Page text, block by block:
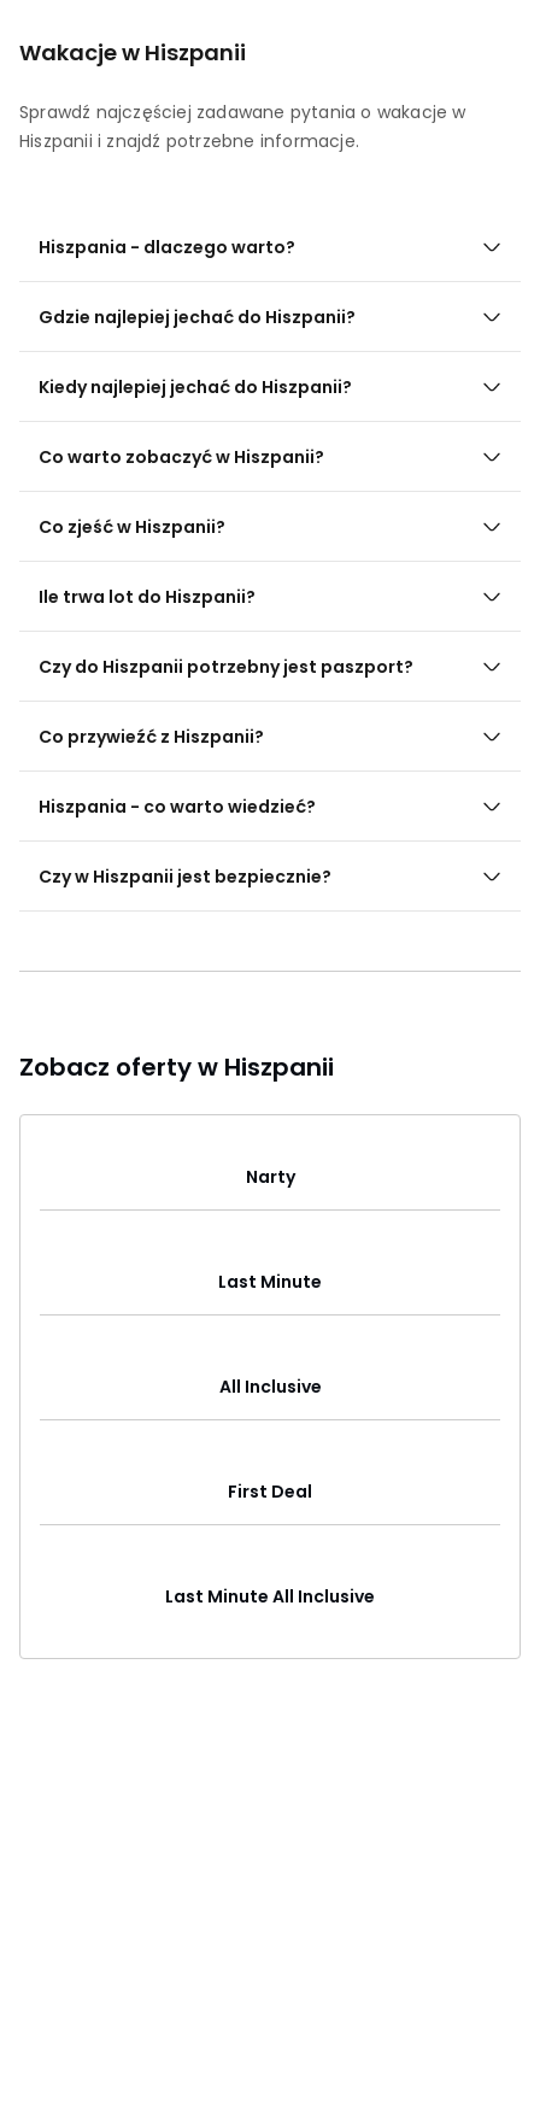
Wakacje w Hiszpanii
Sprawdź najczęściej zadawane pytania o wakacje w
Hiszpanii i znajdź potrzebne informacje.
Hiszpania - dlaczego warto?
Gdzie najlepiej jechać do Hiszpanii?
Kiedy najlepiej jechać do Hiszpanii?
Co warto zobaczyć w Hiszpanii?
Co zjeść w Hiszpanii?
Ile trwa lot do Hiszpanii?
Czy do Hiszpanii potrzebny jest paszport?
Co przywieźć z Hiszpanii?
Hiszpania - co warto wiedzieć?
Czy w Hiszpanii jest bezpiecznie?
Zobacz oferty w Hiszpanii
Narty
Last Minute
All Inclusive
First Deal
Last Minute All Inclusive